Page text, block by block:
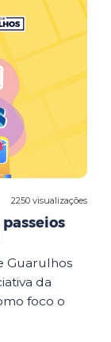
2250 visualizações
Guarulhos
da
foco o